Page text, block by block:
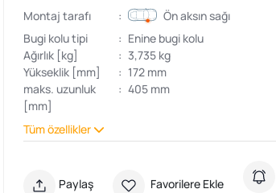
Montaj tarafı :
Ön aksın sağı
Bugi kolu tipi
: Enine bugi kolu
Ağırlık [kg]
: 3,735 kg
Yükseklik [mm]
: 172 mm
maks. uzunluk
[mm]
: 405 mm
Tüm özellikler
Paylaş Favorilere Ekle